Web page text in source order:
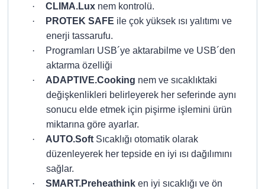
·
CLIMA.Lux nem kontrolü.
·
PROTEK SAFE ile çok yüksek ısı yalıtımı ve
enerji tassarufu.
·
Programları USB´ye aktarabilme ve USB´den
aktarma özelliği
·
ADAPTIVE.Cooking nem ve sıcaklıktaki
değişkenlikleri belirleyerek her seferinde aynı
sonucu elde etmek için pişirme işlemini ürün
miktarına göre ayarlar.
·
AUTO.SoftSıcaklığı otomatik olarak
düzenleyerek her tepside en iyi ısı dağılımını
sağlar.
·
SMART.Preheathinken iyi sıcaklığı ve ön